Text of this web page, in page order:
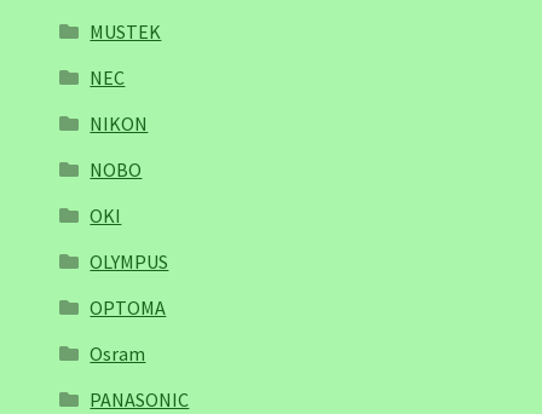
MUSTEK
NEC
NIKON
NOBO
OKI
OLYMPUS
OPTOMA
Osram
PANASONIC